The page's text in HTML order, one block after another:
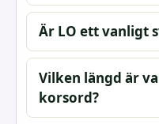
Är LO ett vanligt
Vilken längd är
korsord?